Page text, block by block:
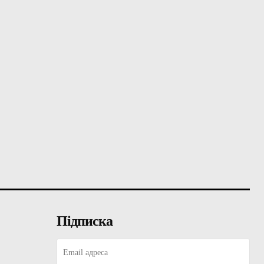
Підписка